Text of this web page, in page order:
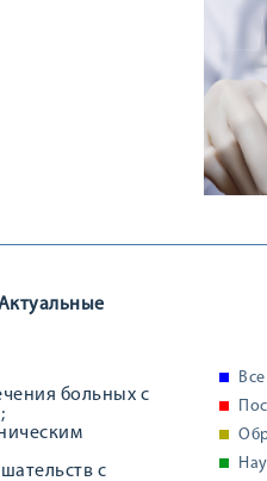
больных с
с